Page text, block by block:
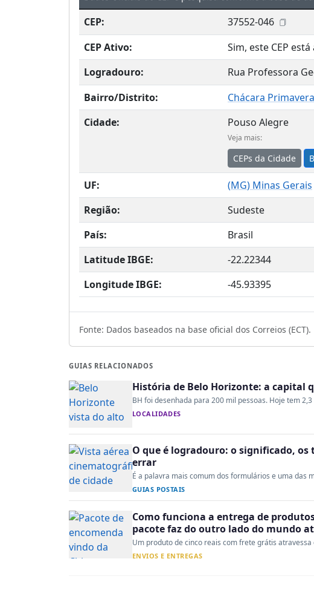
CEP:
37552-046
CEP Ativo:
Sim, este CEP
Logradouro:
Rua Professora
Bairro/Distrito:
Chácara
Cidade:
Pouso Alegre
Veja mais:
CEPs da Cidade
UF: (MG) Minas Gerais
Região:
Sudeste
País:
Brasil
Latitude IBGE:
-22.22344
Longitude IBGE:
-45.93395
Fonte: Dados baseados na base oficial dos Correios (ECT).
GUIAS RELACIONADOS
História de Belo Horizonte: a capital
BH foi desenhada para 200 mil pessoas. Hoje tem
LOCALIDADES
O que é logradouro: o significado, os
errar
É a palavra mais comum dos formulários e uma das
GUIAS POSTAIS
Como funciona a entrega de
pacote faz do outro lado do mundo
Um produto de cinco reais com frete grátis
ENVIOS E ENTREGAS